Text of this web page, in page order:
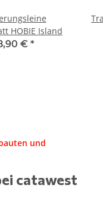
HOBIE Island
€ *
und
catawest